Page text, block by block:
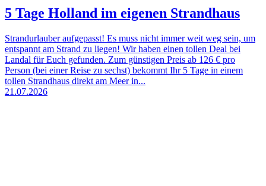
5 Tage Holland im eigenen Strandhaus
Strandurlauber aufgepasst! Es muss nicht immer weit weg sein, um
entspannt am Strand zu liegen! Wir haben einen tollen Deal bei
Landal für Euch gefunden. Zum günstigen Preis ab 126 € pro
Person (bei einer Reise zu sechst) bekommt Ihr 5 Tage in einem
tollen Strandhaus direkt am Meer in...
21.07.2026